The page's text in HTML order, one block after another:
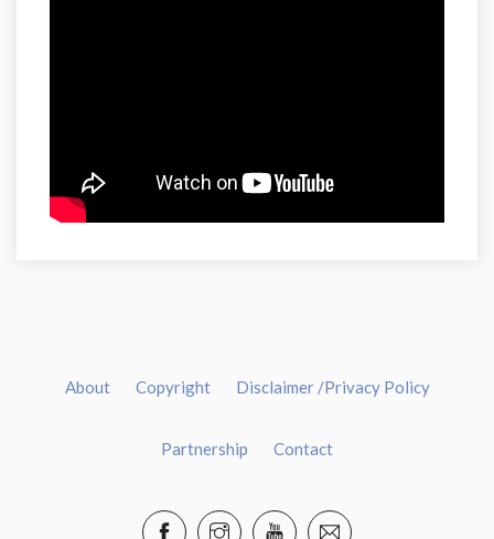
About Copyright Disclaimer /Privacy Policy
Partnership Contact